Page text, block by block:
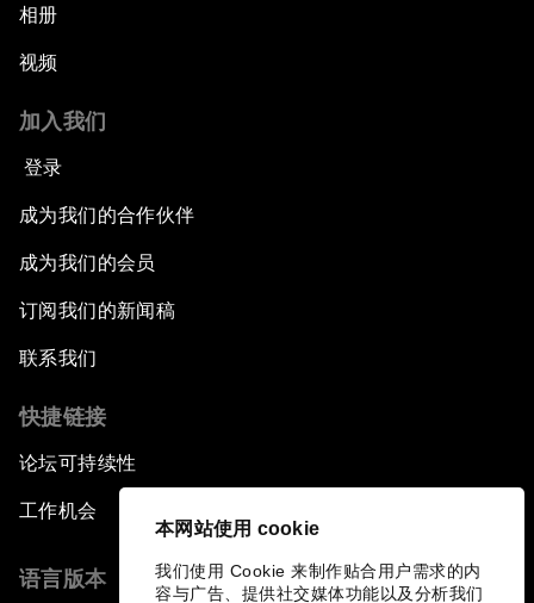
本网站使用 cookie
我们使用 Cookie 来制作贴合用户需求的内
容与广告、提供社交媒体功能以及分析我们
相册
视频
加入我们
登录
成为我们的合作伙伴
成为我们的会员
订阅我们的新闻稿
联系我们
快捷链接
论坛可持续性
工作机会
语言版本